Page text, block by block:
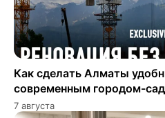
Как сделать Алматы
современным городом-
7 августа